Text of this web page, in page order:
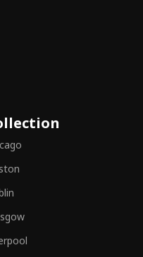
การใช้งานที่ตอบโจทย์ทุกความ
ราผลิตจากวัสดุคุณภาพสูง ผ่าน